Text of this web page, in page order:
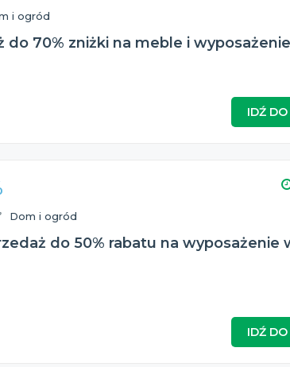
i ogród
70% zniżki na meble i
IDŹ
Dom i ogród
do 50% rabatu na wyposażenie
IDŹ